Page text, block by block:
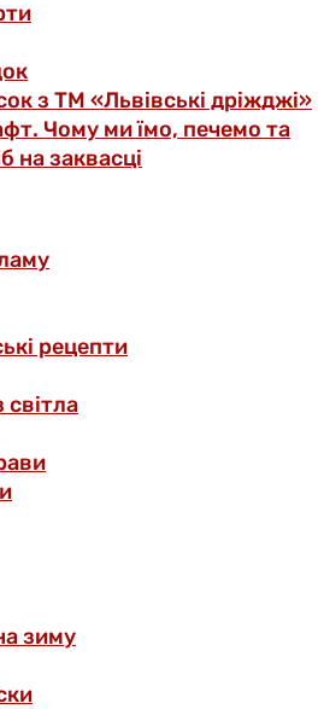
з ТМ «Львівські дріжджі»
Чому ми їмо, печемо та
на заквасці
рецепти
світла
зиму